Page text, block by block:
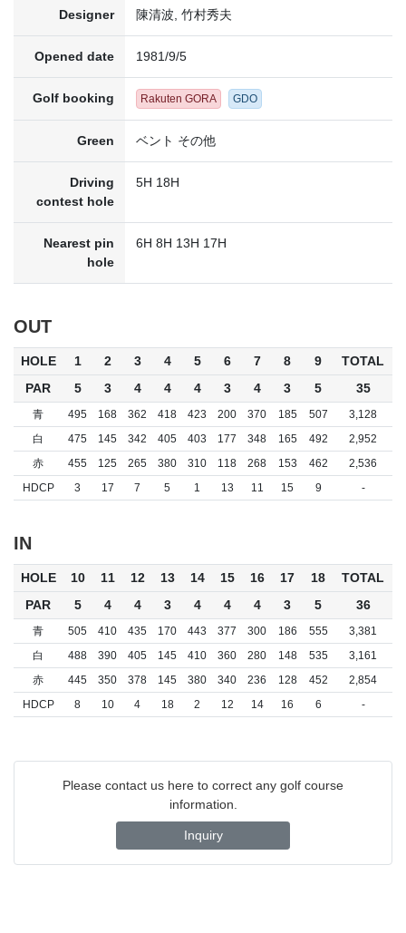
Designer 陳清波, 竹村秀夫
Opened date 1981/9/5
Golf booking Rakuten GORA GDO
Green ベント その他
Driving
contest hole
5H 18H
Nearest pin
hole
6H 8H 13H 17H
OUT
HOLE 1 2 3 4 5 6 7 8 9
TOTAL
PAR
5 3 4 4 4 3 4 3 5 35
青 495 168 362 418 423 200 370 185 507
3,128
白
475 145 342 405 403 177 348 165 492
2,952
赤
455 125 265 380 310 118 268 153 462
2,536
HDCP
3 17 7 5 1 13 11 15 9 -
IN
HOLE 10 11 12 13 14 15 16 17 18
TOTAL
PAR
5 4 4 3 4 4 4 3 5 36
青 505 410 435 170 443 377 300 186 555
3,381
白
488 390 405 145 410 360 280 148 535
3,161
赤
445 350 378 145 380 340 236 128 452
2,854
HDCP
8 10 4 18 2 12 14 16 6 -
Please contact us here to correct any golf course
information.
Inquiry